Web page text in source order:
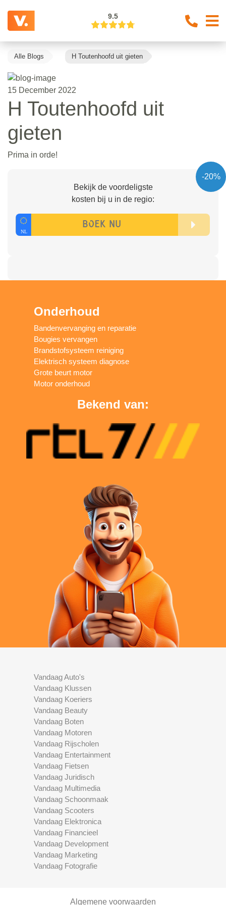
9.5
Alle Blogs H Toutenhoofd uit gieten
15 December 2022
H Toutenhoofd uit
gieten
Prima in orde!
-20%
Bekijk de voordeligste
kosten bij u in de regio:
Onderhoud
Bandenvervanging en reparatie
Bougies vervangen
Brandstofsysteem reiniging
Elektrisch systeem diagnose
Grote beurt motor
Motor onderhoud
Bekend van:
Vandaag Auto's
Vandaag Klussen
Vandaag Koeriers
Vandaag Beauty
Vandaag Boten
Vandaag Motoren
Vandaag Rijscholen
Vandaag Entertainment
Vandaag Fietsen
Vandaag Juridisch
Vandaag Multimedia
Vandaag Schoonmaak
Vandaag Scooters
Vandaag Elektronica
Vandaag Financieel
Vandaag Development
Vandaag Marketing
Vandaag Fotografie
Algemene voorwaarden